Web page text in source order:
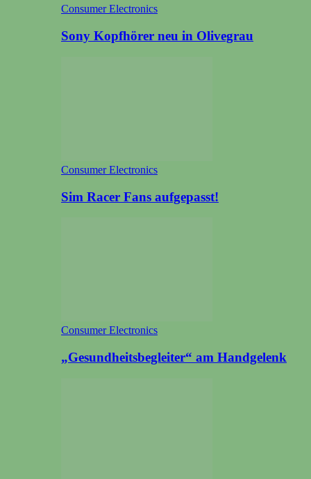
Consumer Electronics
Sony Kopfhörer neu in Olivegrau
Consumer Electronics
Sim Racer Fans aufgepasst!
Consumer Electronics
„Gesundheitsbegleiter“ am Handgelenk